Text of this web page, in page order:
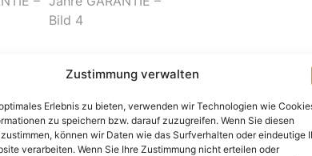
Zustimmung verwalten
Erlebnis zu bieten, verwenden wir Technologien wie
zu speichern bzw. darauf zuzugreifen. Wenn Sie diesen
können wir Daten wie das Surfverhalten oder eindeutige
verarbeiten. Wenn Sie Ihre Zustimmung nicht erteilen oder
Benötigen Sie eine Beratung
Kontaktieren Sie uns per
+49 (0) 89-200-736-